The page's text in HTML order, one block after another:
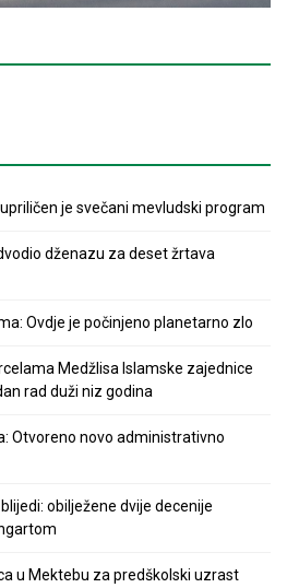
je svečani mevludski program
dženazu za deset žrtava
Ovdje je počinjeno planetarno zlo
Medžlisa Islamske zajednice
rad duži niz godina
Otvoreno novo administrativno
obilježene dvije decenije
u Mektebu za predškolski uzrast